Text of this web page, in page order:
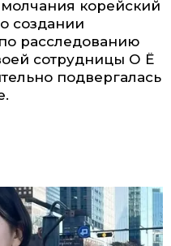
корейский
создании
расследованию
сотрудницы О Ё
подвергалась